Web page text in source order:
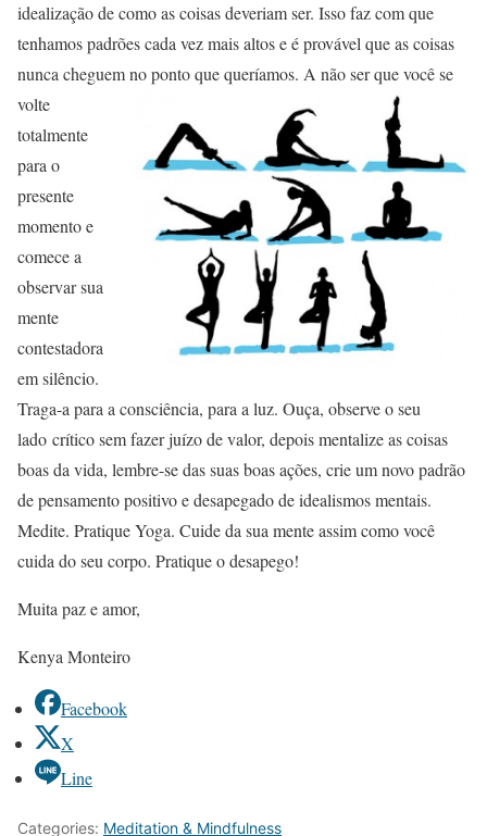
idealização de como as coisas deveriam ser. Isso faz com que
tenhamos padrões cada vez mais altos e é provável que as coisas
nunca cheguem no ponto que queríamos. A não ser que você se
volte
totalmente
para o
presente
momento e
comece a
observar sua
mente
contestadora
em silêncio.
Traga-a para a consciência, para a luz. Ouça, observe o seu
lado crítico sem fazer juízo de valor, depois mentalize as coisas
boas da vida, lembre-se das suas boas ações, crie um novo padrão
de pensamento positivo e desapegado de idealismos mentais.
Medite. Pratique Yoga. Cuide da sua mente assim como você
cuida do seu corpo. Pratique o desapego!
Muita paz e amor,
Kenya Monteiro
Facebook
X
Line
Categories: Meditation & Mindfulness